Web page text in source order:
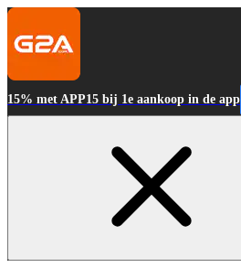
15% met APP15 bij 1e aankoop in de app